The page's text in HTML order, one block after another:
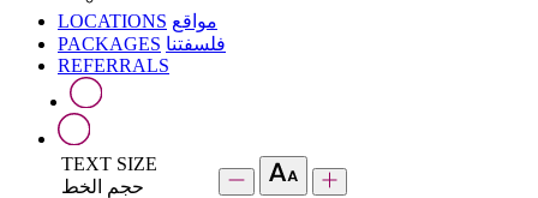
LOCATIONS مواقع
PACKAGES فلسفتنا
REFERRALS
TEXT SIZE
حجم الخط